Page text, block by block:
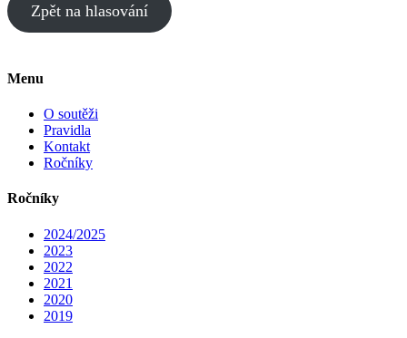
Zpět na hlasování
Menu
O soutěži
Pravidla
Kontakt
Ročníky
Ročníky
2024/2025
2023
2022
2021
2020
2019